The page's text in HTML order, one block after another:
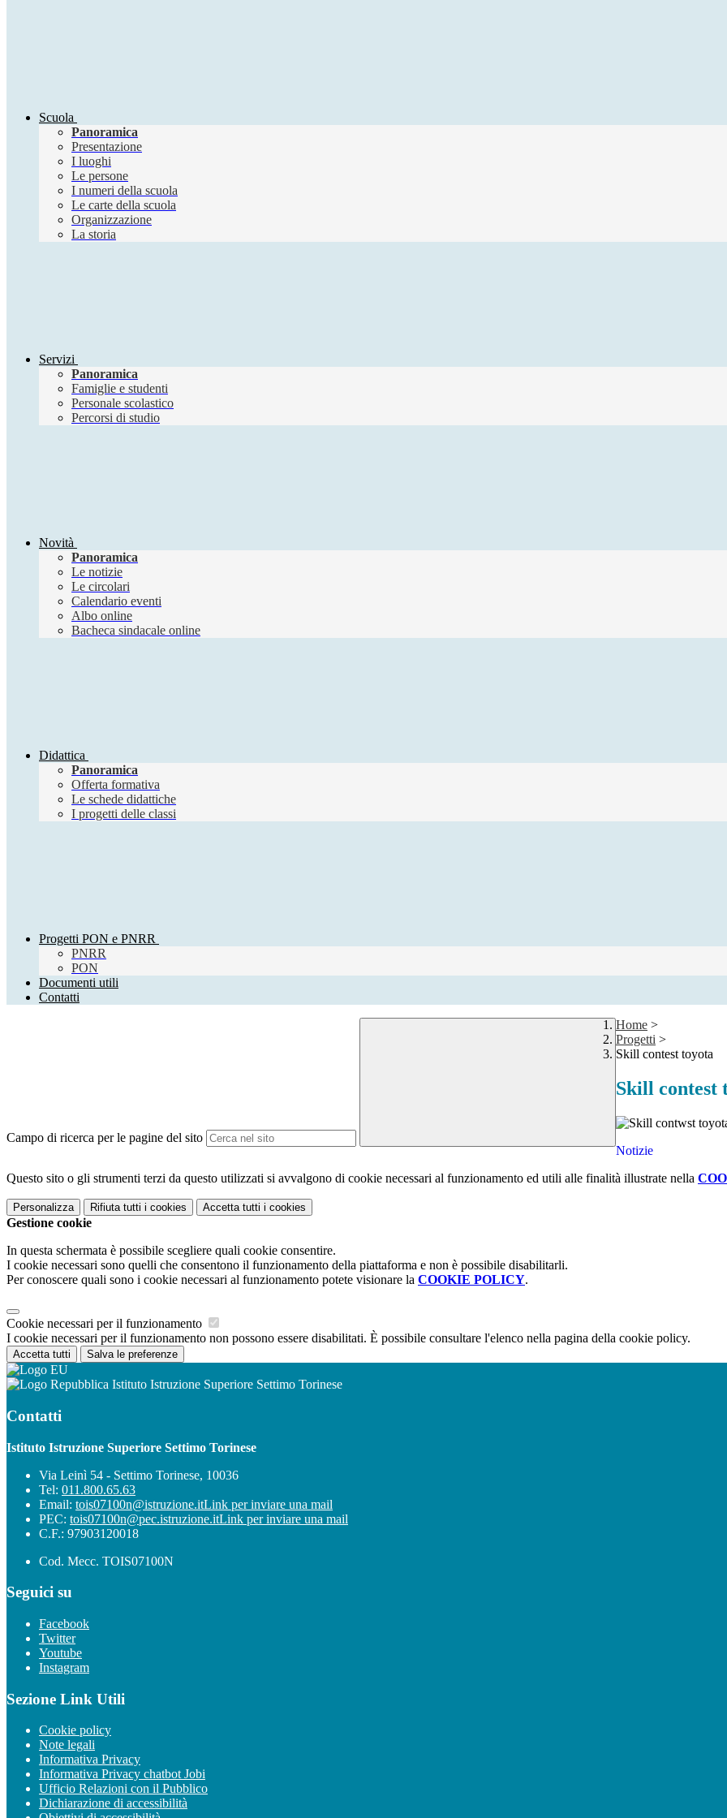
Scuola
Panoramica
Presentazione
I luoghi
Le persone
I numeri della scuola
Le carte della scuola
Organizzazione
La storia
Servizi
Panoramica
Famiglie e studenti
Personale scolastico
Percorsi di studio
Novità
Panoramica
Le notizie
Le circolari
Calendario eventi
Albo online
Bacheca sindacale online
Didattica
Panoramica
Offerta formativa
Le schede didattiche
I progetti delle classi
Progetti PON e PNRR
PNRR
PON
Documenti utili
Contatti
Campo di ricerca per le pagine del sito
Home >
Progetti >
Skill contest toyota
Skill contest
Notizie
Questo sito o gli strumenti terzi da questo utilizzati si avvalgono di cookie necessari al funzionamento ed utili alle finalità illustrate nella
Personalizza Rifiuta tutti i cookies Accetta tutti i cookies
Gestione cookie
In questa schermata è possibile scegliere quali cookie consentire.
I cookie necessari sono quelli che consentono il funzionamento della piattaforma e non è possibile disabilitarli.
Per conoscere quali sono i cookie necessari al funzionamento potete visionare la COOKIE POLICY.
Cookie necessari per il funzionamento
I cookie necessari per il funzionamento non possono essere disabilitati. È possibile consultare l'elenco nella pagina della cookie policy.
Accetta tutti Salva le preferenze
Istituto Istruzione Superiore Settimo Torinese
Contatti
Istituto Istruzione Superiore Settimo Torinese
Via Leinì 54 - Settimo Torinese, 10036
Tel: 011.800.65.63
Email: tois07100n@istruzione.itLink per inviare una mail
PEC: tois07100n@pec.istruzione.itLink per inviare una mail
C.F.: 97903120018
Cod. Mecc. TOIS07100N
Seguici su
Facebook
Twitter
Youtube
Instagram
Sezione Link Utili
Cookie policy
Note legali
Informativa Privacy
Informativa Privacy chatbot Jobi
Ufficio Relazioni con il Pubblico
Dichiarazione di accessibilità